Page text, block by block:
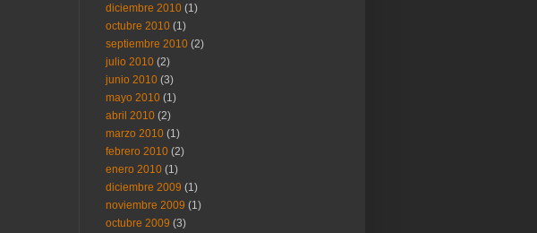
diciembre 2010 (1)
octubre 2010 (1)
septiembre 2010 (2)
julio 2010 (2)
junio 2010 (3)
mayo 2010 (1)
abril 2010 (2)
marzo 2010 (1)
febrero 2010 (2)
enero 2010 (1)
diciembre 2009 (1)
noviembre 2009 (1)
octubre 2009 (3)